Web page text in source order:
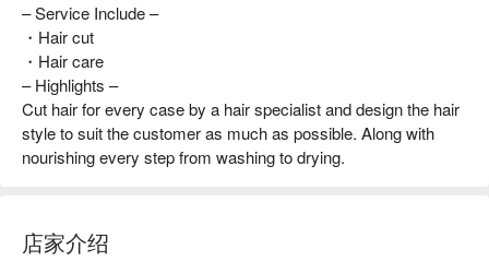
– Service Include –
・Hair cut
・Hair care
– Highlights –
Cut hair for every case by a hair specialist and design the hair
style to suit the customer as much as possible. Along with
nourishing every step from washing to drying.
店家介绍